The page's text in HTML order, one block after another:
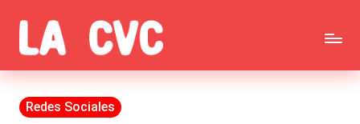
Saltar
al
contenido
C
o
Todas
las
Publicada
Redes Sociales